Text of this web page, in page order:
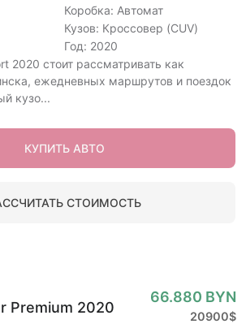
Коробка: Автомат
Кузов: Кроссовер (CUV)
Год: 2020
2020 стоит рассматривать как
ежедневных маршрутов и поездок
кузо...
КУПИТЬ АВТО
СТОИМОСТЬ
Premium 2020
66.880 BYN
20900$